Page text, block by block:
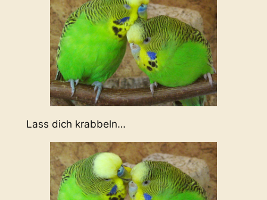
Lass dich krabbeln…